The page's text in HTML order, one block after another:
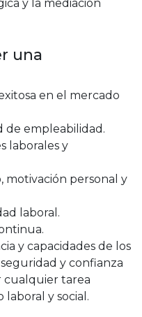
y la mediación
una
en el mercado
de empleabilidad.
laborales y
motivación personal y
laboral.
y capacidades de los
y confianza
cualquier tarea
laboral y social.